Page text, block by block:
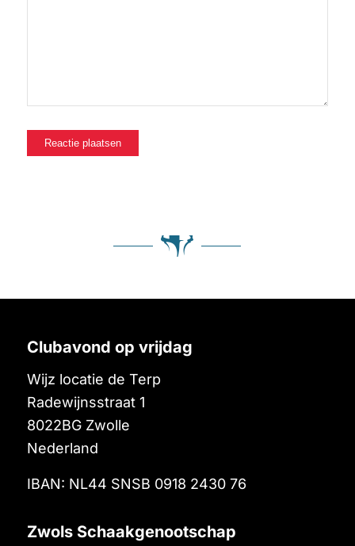
Clubavond op vrijdag
Wijz locatie de Terp
Radewijnsstraat 1
8022BG Zwolle
Nederland
IBAN: NL44 SNSB 0918 2430 76
Zwols Schaakgenootschap